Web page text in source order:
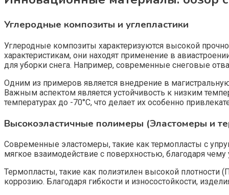
Углеродные композиты и углепластики
Углеродные композиты характеризуются высокой
характеристикам, они находят применение в
для уборки снега. Например, современные снеговые
Одним из примеров является внедрение в
Важным аспектом является устойчивость к низким
температурах до -70°C, что делает их особенно
Высокоэластичные полимеры (Эластомеры и
Современные эластомеры, такие как термопласты с
мягкое взаимодействие с поверхностью, благодаря
Термопласты, такие как полиэтилен высокой
коррозию. Благодаря гибкости и износостойкости,